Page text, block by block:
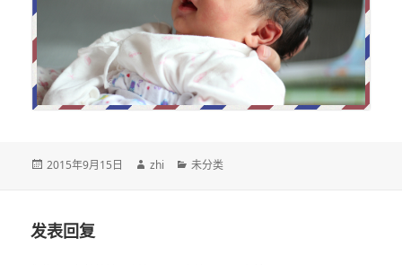
发
2015年9月15日
作
zhi
分
未分类
发表回复